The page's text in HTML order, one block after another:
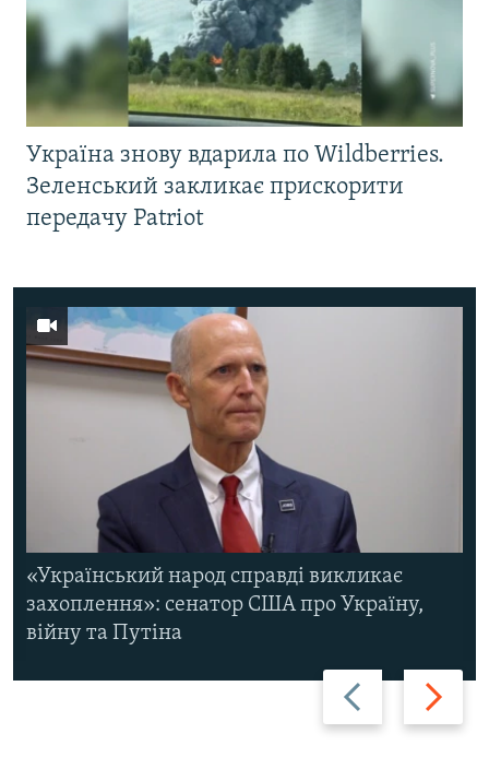
Україна знову вдарила по Wildberries.
Зеленський закликає прискорити
передачу Patriot
Назад Вперед
«Український народ справді викликає
захоплення»: сенатор США про Україну,
війну та Путіна